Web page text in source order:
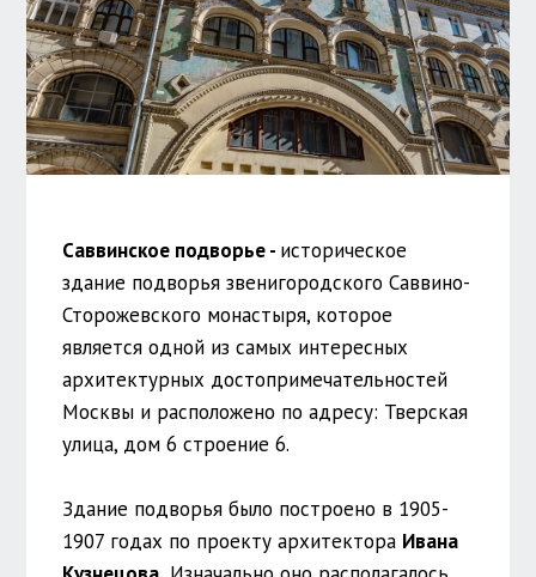
Саввинское подворье - историческое
здание подворья звенигородского Саввино-
Сторожевского монастыря, которое
является одной из самых интересных
архитектурных достопримечательностей
Москвы и расположено по адресу: Тверская
улица, дом 6 строение 6.
Здание подворья было построено в 1905-
1907 годах по проекту архитектора Ивана